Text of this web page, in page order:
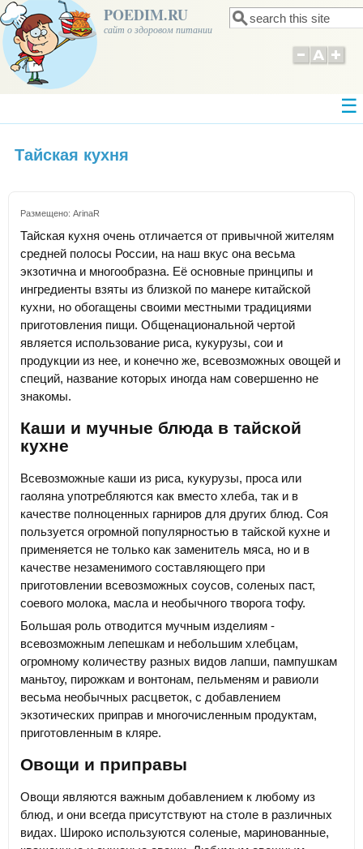
POEDIM.RU
сайт о здоровом питании Форма поиска
Поиск
Тайская кухня
Размещено: ArinaR
Тайская кухня очень отличается от привычной жителям
средней полосы России, на наш вкус она весьма
экзотична и многообразна. Её основные принципы и
ингредиенты взяты из близкой по манере китайской
кухни, но обогащены своими местными традициями
приготовления пищи. Общенациональной чертой
является использование риса, кукурузы, сои и
продукции из нее, и конечно же, всевозможных овощей и
специй, название которых иногда нам совершенно не
знакомы.
Каши и мучные блюда в тайской
кухне
Всевозможные каши из риса, кукурузы, проса или
гаоляна употребляются как вместо хлеба, так и в
качестве полноценных гарниров для других блюд. Соя
пользуется огромной популярностью в тайской кухне и
применяется не только как заменитель мяса, но и в
качестве незаменимого составляющего при
приготовлении всевозможных соусов, соленых паст,
соевого молока, масла и необычного творога тофу.
Большая роль отводится мучным изделиям -
всевозможным лепешкам и небольшим хлебцам,
огромному количеству разных видов лапши, пампушкам
маньтоу, пирожкам и вонтонам, пельменям и равиоли
весьма необычных расцветок, с добавлением
экзотических приправ и многочисленным продуктам,
приготовленным в кляре.
Овощи и приправы
Овощи являются важным добавлением к любому из
блюд, и они всегда присутствуют на столе в различных
видах. Широко используются соленые, маринованные,